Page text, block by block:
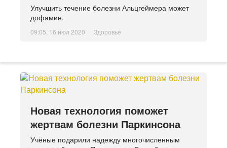
Улучшить течение болезни Альцгеймера может
дофамин.
09:05, 16 июл 2020 Здоровье
Новая технология поможет
жертвам болезни Паркинсона
Учёные подарили надежду многочисленным